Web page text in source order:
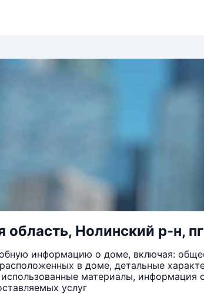
область, Нолинский р-н,
информацию о доме, включая:
в доме, детальные
материалы,
услуг